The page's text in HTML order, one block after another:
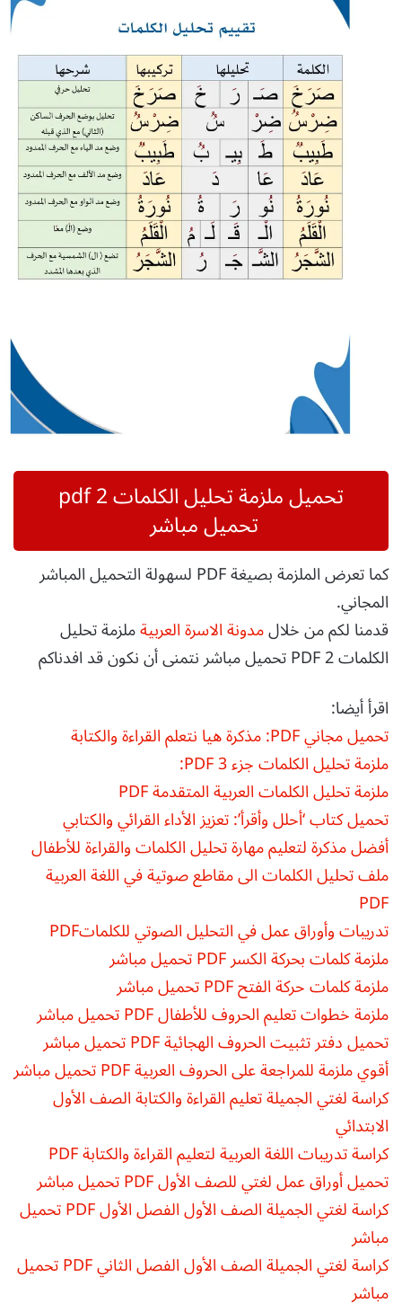
تحميلملزمة تحليل الكلمات 2 pdf
تحميل مباشر
كما تعرض الملزمة بصيغة PDF لسهولة التحميل المباشر
المجاني.
قدمنا لكم من خلالمدونة الاسرة العربيةملزمة تحليل
الكلمات 2 PDF تحميل مباشر نتمنى أن نكون قد افدناكم
اقرأ أيضا:
تحميل مجاني PDF: مذكرة هيا نتعلم القراءة والكتابة
ملزمة تحليل الكلمات جزء 3 PDF:
ملزمة تحليل الكلمات العربية المتقدمة PDF
تحميل كتاب ‘أحلل وأقرأ’: تعزيز الأداء القرائي والكتابي
أفضل مذكرة لتعليم مهارة تحليل الكلمات والقراءة للأطفال
ملف تحليل الكلمات الى مقاطع صوتية في اللغة العربية
PDF
تدريبات وأوراق عمل في التحليل الصوتي للكلماتPDF
ملزمة كلمات بحركة الكسر PDF تحميل مباشر
ملزمة كلمات حركة الفتح PDF تحميل مباشر
ملزمة خطوات تعليم الحروف للأطفال PDF تحميل مباشر
تحميل دفتر تثبيت الحروف الهجائية PDF تحميل مباشر
أقوي ملزمة للمراجعة على الحروف العربية PDF تحميل مباشر
كراسة لغتي الجميلة تعليم القراءة والكتابة الصف الأول
الابتدائي
كراسة تدريبات اللغة العربية لتعليم القراءة والكتابة PDF
تحميل أوراق عمل لغتي للصف الأول PDF تحميل مباشر
كراسة لغتي الجميلة الصف الأول الفصل الأول PDF تحميل
مباشر
كراسة لغتي الجميلة الصف الأول الفصل الثاني PDF تحميل
مباشر